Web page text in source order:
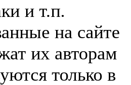
и т.п.
на сайте
их авторам
только в